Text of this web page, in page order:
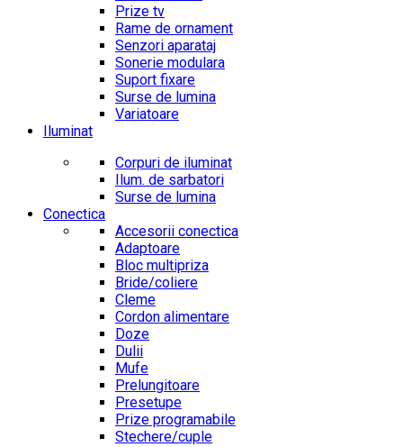
Prize tv
Rame de ornament
Senzori aparataj
Sonerie modulara
Suport fixare
Surse de lumina
Variatoare
Iluminat
Corpuri de iluminat
Ilum. de sarbatori
Surse de lumina
Conectica
Accesorii conectica
Adaptoare
Bloc multipriza
Bride/coliere
Cleme
Cordon alimentare
Doze
Dulii
Mufe
Prelungitoare
Presetupe
Prize programabile
Stechere/cuple